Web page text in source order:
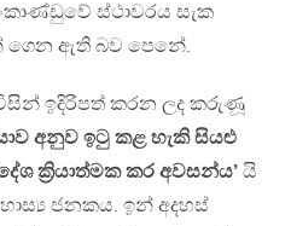
ස්ථාවරය සැක
ඇති බව පෙනේ.
ඉදිරිපත් කරන ලද කරුණූ
අනුව ඉටු කළ හැකි සියළු
ක්‍රියාත්මක කර අවසන්ය’ යි
ජනකය. ඉන් අදහස්